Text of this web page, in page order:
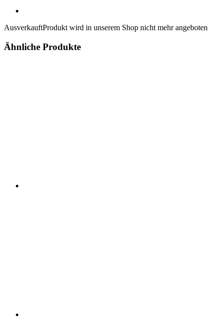
AusverkauftProdukt wird in unserem Shop nicht mehr angeboten
Ähnliche Produkte